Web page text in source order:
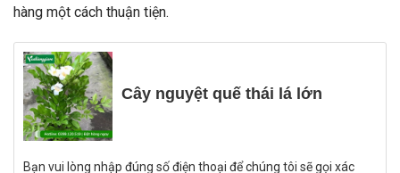
hàng một cách thuận tiện.
Cây nguyệt quế thái lá lớn
Bạn vui lòng nhập đúng số điện thoại để chúng tôi sẽ gọi xác